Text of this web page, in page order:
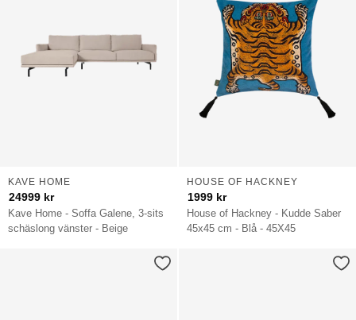
Kave Home - Soffa Galene, 3-sits
schäslong vänster - Beige
KAVE HOME
24999 kr
House of Hackney - Kudde Saber
45x45 cm - Blå - 45X45
HOUSE OF HACKNEY
1999 kr